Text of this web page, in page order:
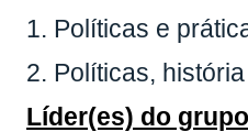
1. Políticas e
2. Políticas,
Líder(es) do